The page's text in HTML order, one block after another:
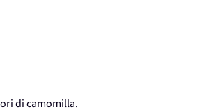
di camomilla.